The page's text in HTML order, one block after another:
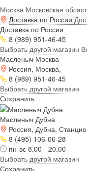
Москва Московская
Доставка по России
Доставка по России
8 (989) 951-46-45
Выбрать другой магазин
Масленыч Москва
Россия, Москва,
8 (989) 951-46-45
Выбрать другой магазин
Сохранить
Масленыч Дубна
Россия, Дубна,
8 (495) 106-06-28
пн-вс 8.00 - 20.00
Выбрать другой магазин
Сохранить